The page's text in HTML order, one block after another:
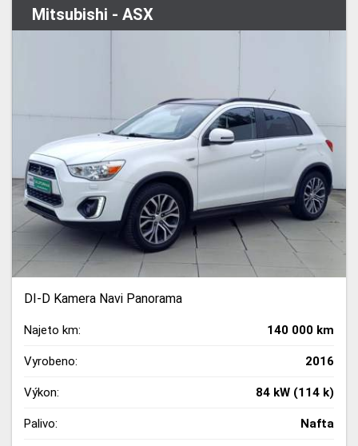
Mitsubishi - ASX
DI-D Kamera Navi Panorama
Najeto km: 140 000 km
Vyrobeno: 2016
Výkon: 84 kW (114 k)
Palivo: Nafta